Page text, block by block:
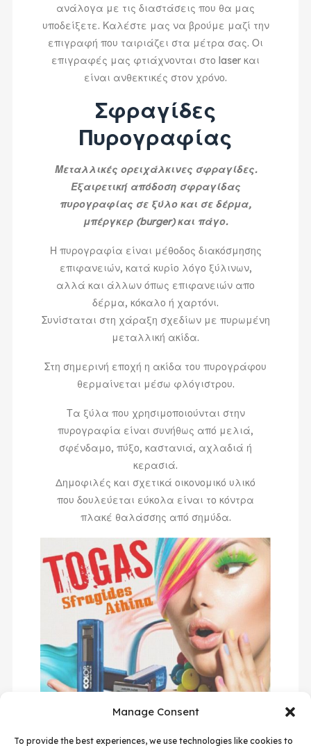
Manage Consent
To provide the best experiences, we use technologies like cookies to
ανάλογα με τις διαστάσεις που θα μας
υποδείξετε. Καλέστε μας να βρούμε μαζί την
επιγραφή που ταιριάζει στα μέτρα σας. Οι
επιγραφές μας φτιάχνονται στο laser και
είναι ανθεκτικές στον χρόνο.
Σφραγίδες
Πυρογραφίας
Μεταλλικές ορειχάλκινες σφραγίδες.
Εξαιρετική απόδοση σφραγίδας
πυρογραφίας σε ξύλο και σε δέρμα,
μπέργκερ (burger) και πάγο.
Η πυρογραφία είναι μέθοδος διακόσμησης
επιφανειών, κατά κυρίο λόγο ξύλινων,
αλλά και άλλων όπως επιφανειών απο
δέρμα, κόκαλο ή χαρτόνι.
Συνίσταται στη χάραξη σχεδίων με πυρωμένη
μεταλλική ακίδα.
Στη σημερινή εποχή η ακίδα του πυρογράφου
θερμαίνεται μέσω φλόγιστρου.
Τα ξύλα που χρησιμοποιούνται στην
πυρογραφία είναι συνήθως από μελιά,
σφένδαμο, πύξο, καστανιά, αχλαδιά ή
κερασιά.
Δημοφιλές και σχετικά οικονομικό υλικό
που δουλεύεται εύκολα είναι το κόντρα
πλακέ θαλάσσης από σημύδα.